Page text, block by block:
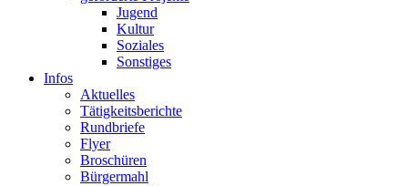
Jugend
Kultur
Soziales
Sonstiges
Infos
Aktuelles
Tätigkeitsberichte
Rundbriefe
Flyer
Broschüren
Bürgermahl